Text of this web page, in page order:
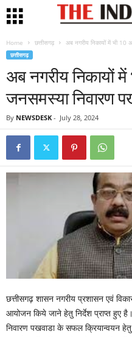
Home छत्तीसगढ़ अब नगरीय निकायों में भी 10
छत्तीसगढ़
अब नगरीय निकायों
जनसमस्या निवारण
By NEWSDESK - July 28, 2024
छत्तीसगढ़ शासन नगरीय प्रशासन एवं
आयोजन किये जाने हेतु निर्देश प्राप्त
निवारण पखवाडा के सफल क्रियान्वयन